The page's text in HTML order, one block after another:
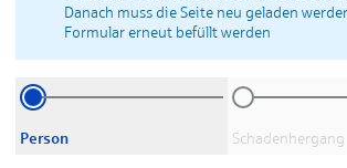
Danach muss die Seite neu geladen
Formular erneut befüllt werden
Person Schadenhergang